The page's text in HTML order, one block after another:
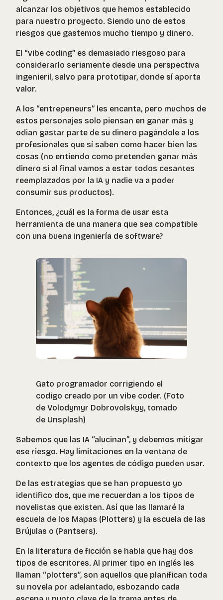
alcanzar los objetivos que hemos establecido
para nuestro proyecto. Siendo uno de estos
riesgos que gastemos mucho tiempo y dinero.
El “vibe coding” es demasiado riesgoso para
considerarlo seriamente desde una perspectiva
ingenieril, salvo para prototipar, donde sí aporta
valor.
A los “entrepeneurs” les encanta, pero muchos de
estos personajes solo piensan en ganar más y
odian gastar parte de su dinero pagándole a los
profesionales que sí saben como hacer bien las
cosas (no entiendo como pretenden ganar más
dinero si al final vamos a estar todos cesantes
reemplazados por la IA y nadie va a poder
consumir sus productos).
Entonces, ¿cuál es la forma de usar esta
herramienta de una manera que sea compatible
con una buena ingeniería de software?
Gato programador corrigiendo el
codigo creado por un vibe coder. (Foto
de Volodymyr Dobrovolskyy, tomado
de Unsplash)
Sabemos que las IA “alucinan”, y debemos mitigar
ese riesgo. Hay limitaciones en la ventana de
contexto que los agentes de código pueden usar.
De las estrategias que se han propuesto yo
identifico dos, que me recuerdan a los tipos de
novelistas que existen. Así que las llamaré la
escuela de los Mapas (Plotters) y la escuela de las
Brújulas o (Pantsers).
En la literatura de ficción se habla que hay dos
tipos de escritores. Al primer tipo en inglés les
llaman “plotters”, son aquellos que planifican toda
su novela por adelantado, esbozando cada